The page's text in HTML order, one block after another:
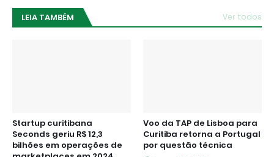
LEIA TAMBÉM Ver todos
Startup curitibana
Seconds geriu R$ 12,3
bilhões em operações de
Voo da TAP de Lisboa para
Curitiba retorna a Portugal
por questão técnica